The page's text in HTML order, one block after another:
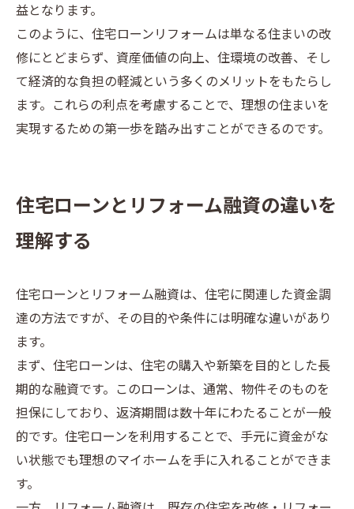
益となります。
このように、住宅ローンリフォームは単なる住まいの改
修にとどまらず、資産価値の向上、住環境の改善、そし
て経済的な負担の軽減という多くのメリットをもたらし
ます。これらの利点を考慮することで、理想の住まいを
実現するための第一歩を踏み出すことができるのです。
住宅ローンとリフォーム融資の違いを
理解する
住宅ローンとリフォーム融資は、住宅に関連した資金調
達の方法ですが、その目的や条件には明確な違いがあり
ます。
まず、住宅ローンは、住宅の購入や新築を目的とした長
期的な融資です。このローンは、通常、物件そのものを
担保にしており、返済期間は数十年にわたることが一般
的です。住宅ローンを利用することで、手元に資金がな
い状態でも理想のマイホームを手に入れることができま
す。